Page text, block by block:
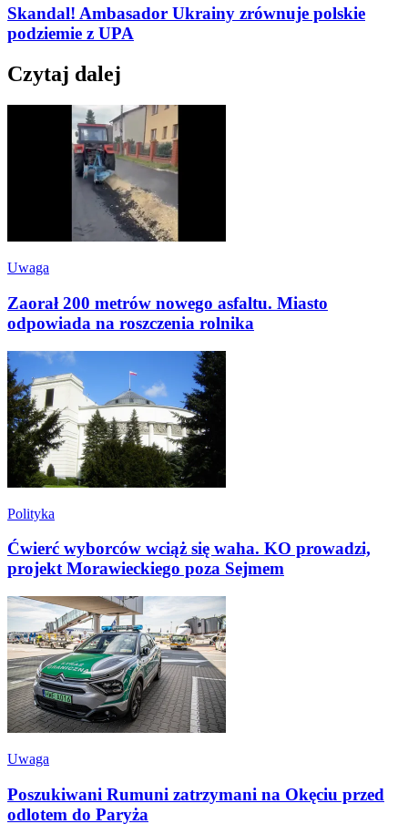
Skandal! Ambasador Ukrainy zrównuje polskie
podziemie z UPA
Czytaj dalej
Uwaga
Zaorał 200 metrów nowego asfaltu. Miasto
odpowiada na roszczenia rolnika
Polityka
Ćwierć wyborców wciąż się waha. KO prowadzi,
projekt Morawieckiego poza Sejmem
Uwaga
Poszukiwani Rumuni zatrzymani na Okęciu przed
odlotem do Paryża